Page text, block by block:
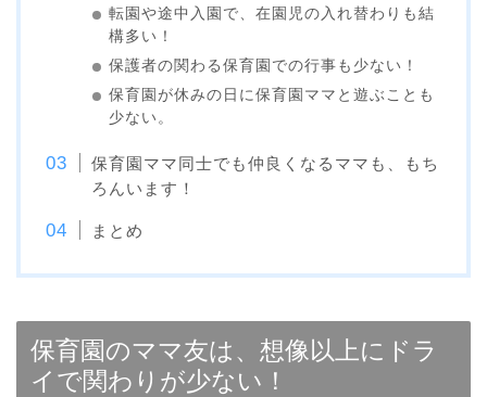
転園や途中入園で、在園児の入れ替わりも結
構多い！
保護者の関わる保育園での行事も少ない！
保育園が休みの日に保育園ママと遊ぶことも
少ない。
保育園ママ同士でも仲良くなるママも、もち
ろんいます！
まとめ
保育園のママ友は、想像以上にドラ
イで関わりが少ない！